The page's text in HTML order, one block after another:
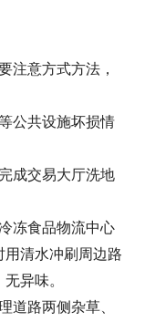
注意方式方法，
公共设施坏损情
成交易大厅洗地
冻食品物流中心
清水冲刷周边路
异味。
道路两侧杂草、